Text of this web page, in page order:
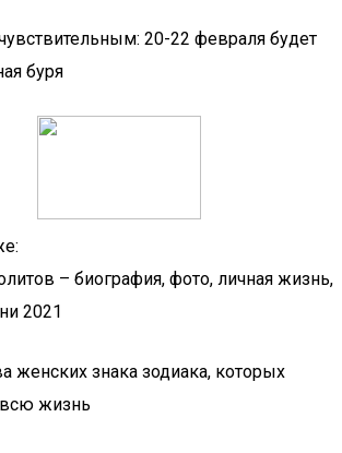
20-22 февраля будет
буря
– биография, фото, личная жизнь,
2021
женских знака зодиака, которых
жизнь